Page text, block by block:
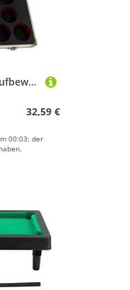
Ronyme Billardkugeln Aufbewahrungsbox Snookerkugeln Koffer Leichte Pool Tragetasche 22 Kugeln Halter für Enthusiasten Indoor
32,59 €
00:03; der